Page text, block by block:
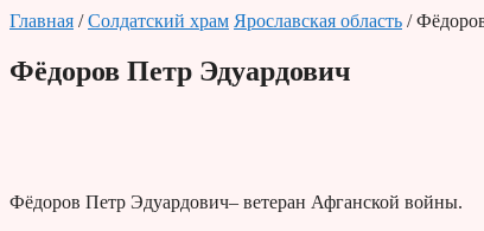
Главная /Солдатский храм Ярославская область /
Фёдоров Петр Эдуардович
Фёдоров Петр Эдуардович– ветеран Афганской войны.